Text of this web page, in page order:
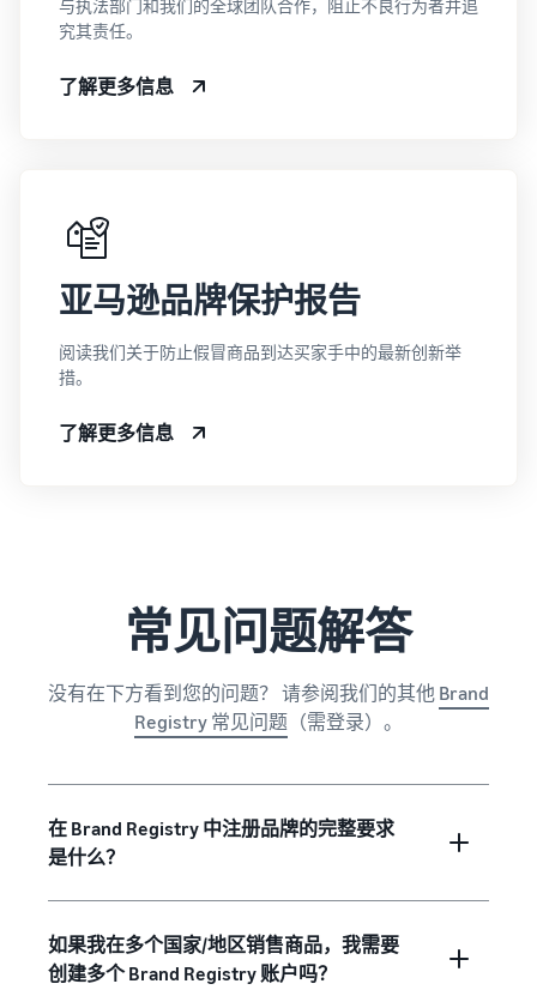
与执法部门和我们的全球团队合作，阻止不良行为者并追
究其责任。
了解更多信息
亚马逊品牌保护报告
阅读我们关于防止假冒商品到达买家手中的最新创新举
措。
了解更多信息
常见问题解答
没有在下方看到您的问题？ 请参阅我们的其他 Brand
Registry 常见问题 （需登录）。
在 Brand Registry 中注册品牌的完整要求
是什么？
如果我在多个国家/地区销售商品，我需要
创建多个 Brand Registry 账户吗？